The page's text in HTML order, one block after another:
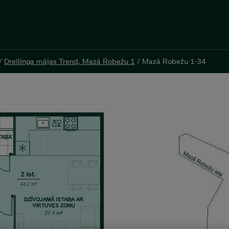
Dreilinga mājas Trend, Mazā Robežu 1 / Mazā Robežu 1-34
Dreilinga mājas Trend, Mazā Robežu 1 / Mazā Robežu 1-34